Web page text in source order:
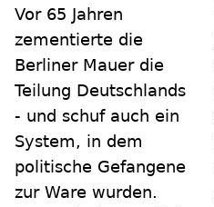
Vor 65 Jahren
zementierte die
Berliner Mauer die
Teilung Deutschlands
- und schuf auch ein
System, in dem
politische Gefangene
zur Ware wurden.